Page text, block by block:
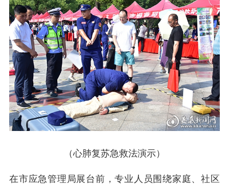
（心肺复苏急救法演示）
在市应急管理局展台前，专业人员围绕家庭、社区